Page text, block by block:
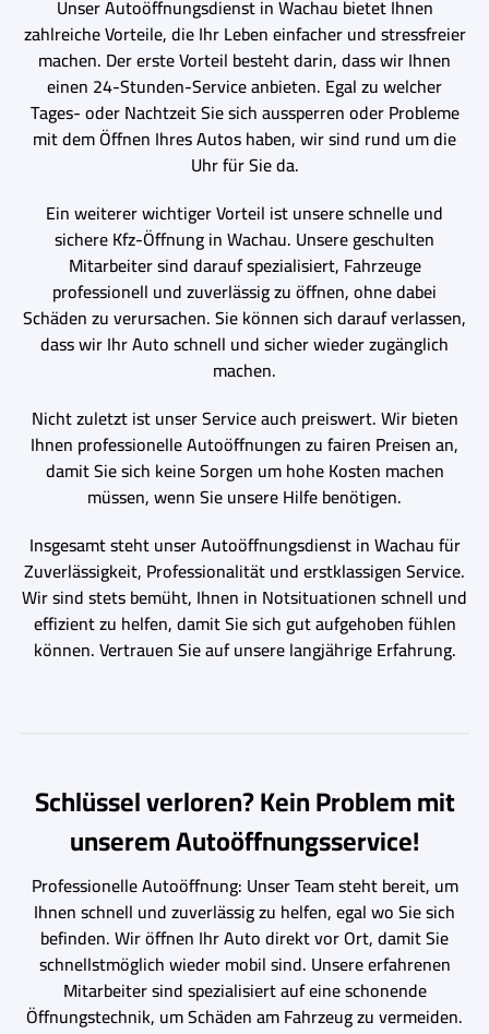
Unser Autoöffnungsdienst in Wachau bietet Ihnen
zahlreiche Vorteile, die Ihr Leben einfacher und stressfreier
machen. Der erste Vorteil besteht darin, dass wir Ihnen
einen 24-Stunden-Service anbieten. Egal zu welcher
Tages- oder Nachtzeit Sie sich aussperren oder Probleme
mit dem Öffnen Ihres Autos haben, wir sind rund um die
Uhr für Sie da.
Ein weiterer wichtiger Vorteil ist unsere schnelle und
sichere Kfz-Öffnung in Wachau. Unsere geschulten
Mitarbeiter sind darauf spezialisiert, Fahrzeuge
professionell und zuverlässig zu öffnen, ohne dabei
Schäden zu verursachen. Sie können sich darauf verlassen,
dass wir Ihr Auto schnell und sicher wieder zugänglich
machen.
Nicht zuletzt ist unser Service auch preiswert. Wir bieten
Ihnen professionelle Autoöffnungen zu fairen Preisen an,
damit Sie sich keine Sorgen um hohe Kosten machen
müssen, wenn Sie unsere Hilfe benötigen.
Insgesamt steht unser Autoöffnungsdienst in Wachau für
Zuverlässigkeit, Professionalität und erstklassigen Service.
Wir sind stets bemüht, Ihnen in Notsituationen schnell und
effizient zu helfen, damit Sie sich gut aufgehoben fühlen
können. Vertrauen Sie auf unsere langjährige Erfahrung.
Schlüssel verloren? Kein Problem mit
unserem Autoöffnungsservice!
Professionelle Autoöffnung: Unser Team steht bereit, um
Ihnen schnell und zuverlässig zu helfen, egal wo Sie sich
befinden. Wir öffnen Ihr Auto direkt vor Ort, damit Sie
schnellstmöglich wieder mobil sind. Unsere erfahrenen
Mitarbeiter sind spezialisiert auf eine schonende
Öffnungstechnik, um Schäden am Fahrzeug zu vermeiden.